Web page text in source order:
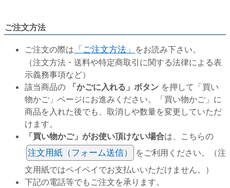
ご注文方法
ご注文の際は 「ご注文方法」 をお読み下さい。
（注文方法・送料や特定商取引に関する法律による表
示義務事項など）
該当商品の
「かごに入れる」ボタン を押して「買い
物かご」ページにお進みください。「買い物かご」に
商品を入れた後でも、取消しや数量を変更していただ
けます。
「買い物かご」がお使い頂けない場合は、こちらの
注文用紙（フォーム送信）
をご利用ください。（注
文用紙ではペイペイでお支払いいただけません。）
下記の電話等でもご注文を承ります。